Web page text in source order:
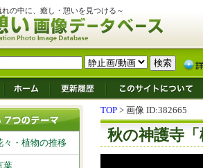
れの中に、癒し・憩いを見つける～
TOP > 画像 ID:382665
秋の神護寺
々・植物の推移
葉